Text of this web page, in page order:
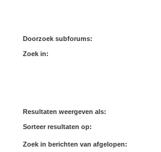
Doorzoek subforums:
Zoek in:
Resultaten weergeven als:
Sorteer resultaten op:
Zoek in berichten van afgelopen: